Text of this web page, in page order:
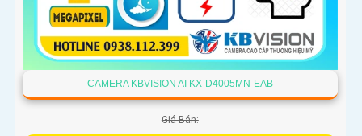
CAMERA KBVISION AI KX-D4005MN-EAB
Giá Bán: